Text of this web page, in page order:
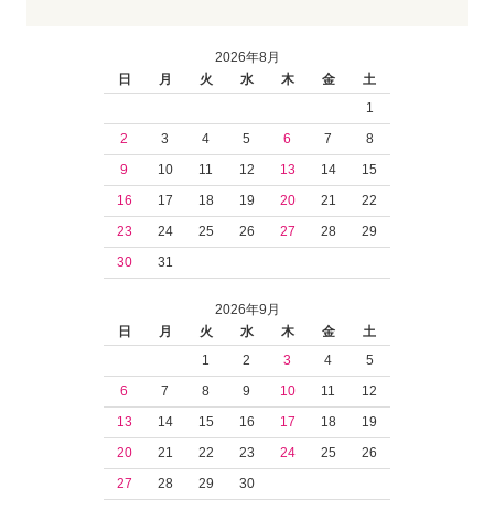
2026年8月
日
月 火 水 木 金
土
1
2
3 4 5 6 7
8
9
10 11 12 13 14
15
16
17 18 19 20 21
22
23
24 25 26 27 28
29
30
31
2026年9月
日
月 火 水 木 金
土
1
2 3 4
5
6
7 8 9 10 11
12
13
14 15 16 17 18
19
20
21 22 23 24 25
26
27
28 29 30